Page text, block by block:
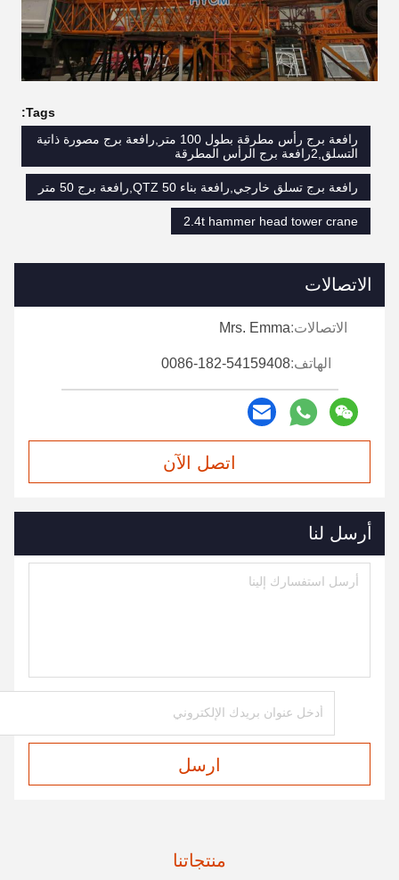
Tags:
رافعة برج رأس مطرقة بطول 100 متر,رافعة برج مصورة ذاتية
التسلق,2رافعة برج الرأس المطرقة
رافعة برج تسلق خارجي,رافعة بناء QTZ 50,رافعة برج 50 متر
2.4t hammer head tower crane
الاتصالات
الاتصالات:Mrs. Emma
الهاتف:0086-182-54159408
اتصل الآن
أرسل لنا
ارسل
منتجاتنا